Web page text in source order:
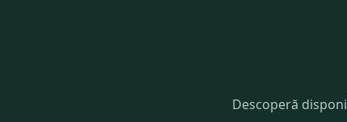
Descoperă